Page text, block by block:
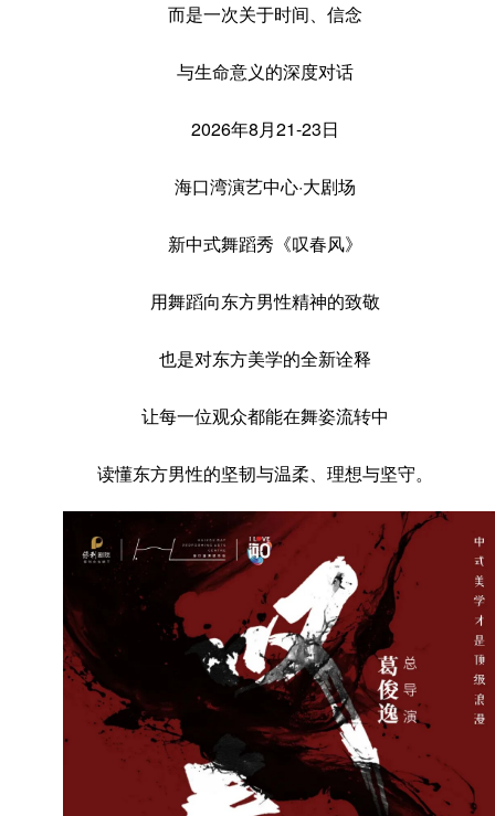
而是一次关于时间、信念
与生命意义的深度对话
2026年8月21-23日
海口湾演艺中心·大剧场
新中式舞蹈秀《叹春风》
用舞蹈向东方男性精神的致敬
也是对东方美学的全新诠释
让每一位观众都能在舞姿流转中
读懂东方男性的坚韧与温柔、理想与坚守。